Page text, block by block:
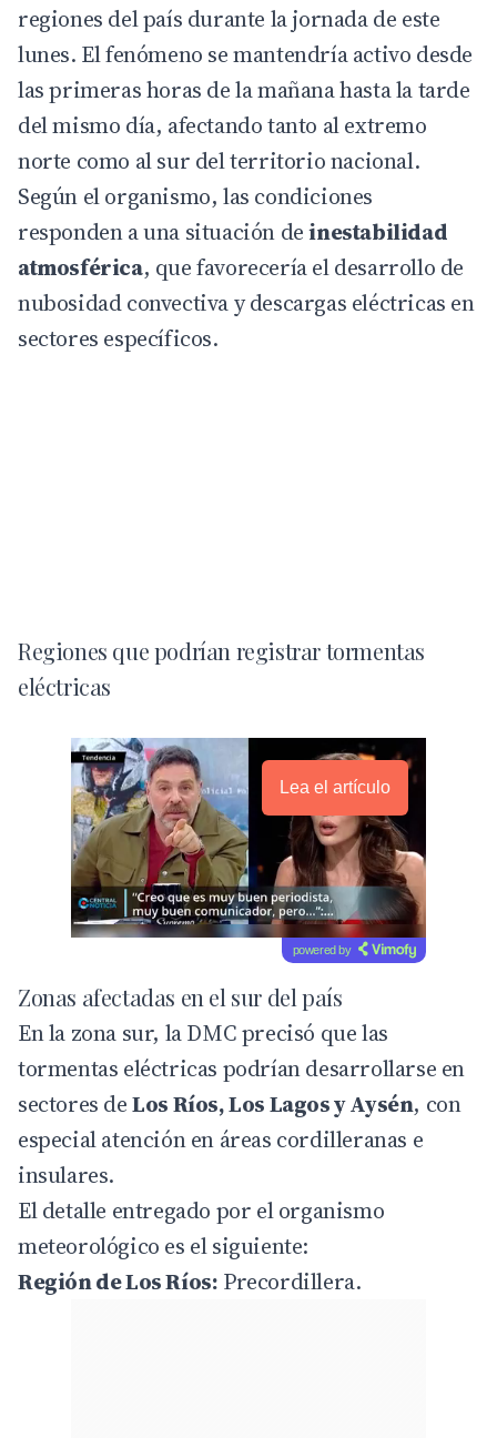
regiones del país durante la jornada de este
lunes. El fenómeno se mantendría activo desde
las primeras horas de la mañana hasta la tarde
del mismo día, afectando tanto al extremo
norte como al sur del territorio nacional.
Según el organismo, las condiciones
responden a una situación deinestabilidad
atmosférica, que favorecería el desarrollo de
nubosidad convectiva y descargas eléctricas en
sectores específicos.
Regiones que podrían registrar tormentas
eléctricas
Lea el artículo
powered by
Zonas afectadas en el sur del país
En la zona sur, la DMC precisó que las
tormentas eléctricas podrían desarrollarse en
sectores deLos Ríos, Los Lagos y Aysén, con
especial atención en áreas cordilleranas e
insulares.
El detalle entregado por el organismo
meteorológico es el siguiente:
Región de Los Ríos: Precordillera.